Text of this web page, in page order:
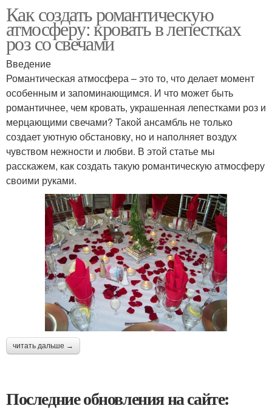
Как создать романтическую
атмосферу: кровать в лепестках
роз со свечами
Введение
Романтическая атмосфера – это то, что делает момент
особенным и запоминающимся. И что может быть
романтичнее, чем кровать, украшенная лепестками роз и
мерцающими свечами? Такой ансамбль не только
создает уютную обстановку, но и наполняет воздух
чувством нежности и любви. В этой статье мы
расскажем, как создать такую романтическую атмосферу
своими руками.
читать дальше →
Последние обновления на сайте: